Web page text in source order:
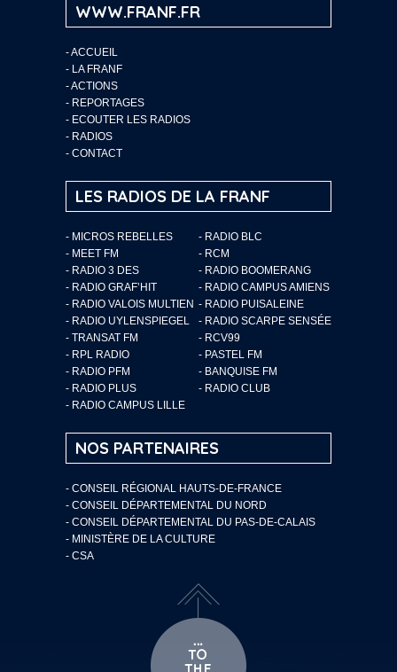
WWW.FRANF.FR
-ACCUEIL
- LA FRANF
-ACTIONS
- REPORTAGES
- ECOUTER LES RADIOS
- RADIOS
- CONTACT
LES RADIOS DE LA FRANF
- MICROS REBELLES
- RADIO BLC
- MEET FM
- RCM
- RADIO 3 DES
- RADIO BOOMERANG
- RADIO GRAF’HIT
- RADIO CAMPUS AMIENS
- RADIO VALOIS MULTIEN - RADIO PUISALEINE
- RADIO UYLENSPIEGEL
- RADIO SCARPE SENSÉE
- TRANSAT FM
- RCV99
- RPL RADIO
- PASTEL FM
- RADIO PFM
- BANQUISE FM
- RADIO PLUS
- RADIO CLUB
- RADIO CAMPUS LILLE
NOS PARTENAIRES
- CONSEIL RÉGIONAL HAUTS-DE-FRANCE
- CONSEIL DÉPARTEMENTAL DU NORD
- CONSEIL DÉPARTEMENTAL DU PAS-DE-CALAIS
- MINISTÈRE DE LA CULTURE
- CSA